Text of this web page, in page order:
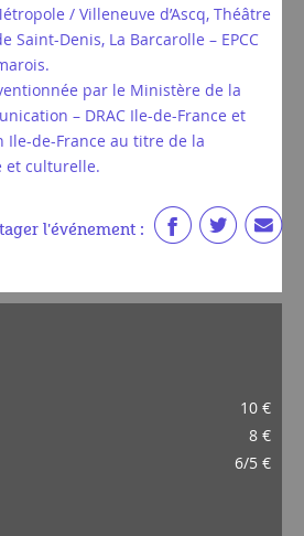
/ Villeneuve d’Ascq, Théâtre
Saint-Denis, La Barcarolle – EPCC
par le Ministère de la
– DRAC Ile-de-France et
Ile-de-France au titre de la
et culturelle.
l'événement :
10 €
8 €
6/5 €